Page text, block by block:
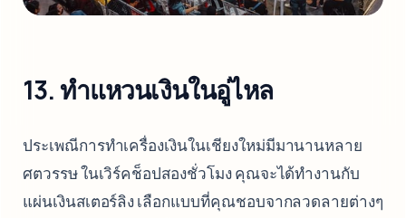
13. ทำแหวนเงินในอู่ไหล
ประเพณีการทำเครื่องเงินในเชียงใหม่มีมานานหลาย
ศตวรรษ ในเวิร์คช็อปสองชั่วโมง คุณจะได้ทำงานกับ
แผ่นเงินสเตอร์ลิง เลือกแบบที่คุณชอบจากลวดลายต่างๆ